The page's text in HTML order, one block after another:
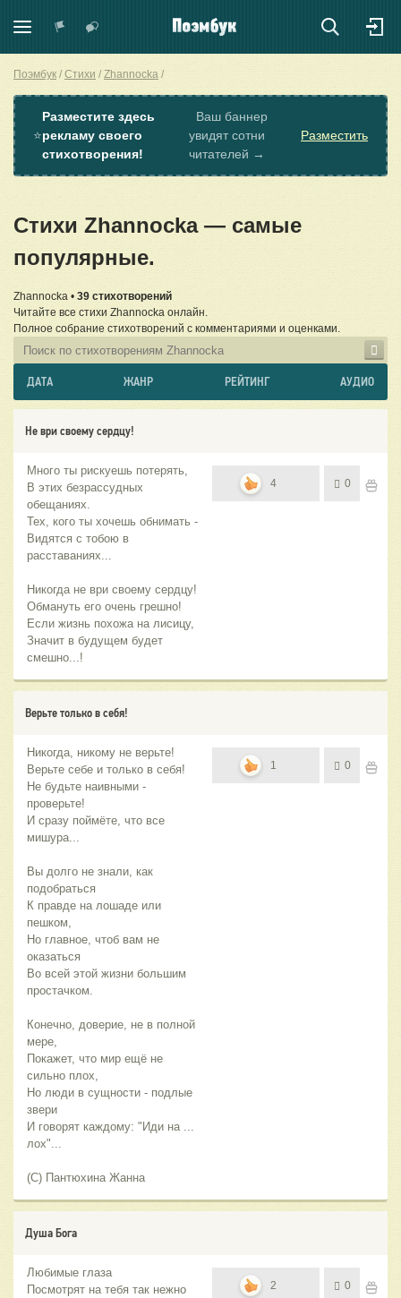
Поэмбук Стихи Zhannocka
⭐
Разместите здесь
рекламу своего
стихотворения!
Ваш баннер
увидят сотни
читателей →
Разместить
Стихи Zhannocka — самые
популярные.
Zhannocka • 39 стихотворений
Читайте все стихи Zhannocka онлайн.
Полное собрание стихотворений с комментариями и оценками.
ДАТА ЖАНР РЕЙТИНГ АУДИО
Не ври своему сердцу!
Много ты рискуешь потерять,
В этих безрассудных
обещаниях.
Тех, кого ты хочешь обнимать -
Видятся с тобою в
расставаниях...
Никогда не ври своему сердцу!
Обмануть его очень грешно!
Если жизнь похожа на лисицу,
Значит в будущем будет
смешно...!
4 0
Верьте только в себя!
Никогда, никому не верьте!
Верьте себе и только в себя!
Не будьте наивными -
проверьте!
И сразу поймёте, что все
мишура...
Вы долго не знали, как
подобраться
К правде на лошаде или
пешком,
Но главное, чтоб вам не
оказаться
Во всей этой жизни большим
простачком.
Конечно, доверие, не в полной
мере,
Покажет, что мир ещё не
сильно плох,
Но люди в сущности - подлые
звери
И говорят каждому: "Иди на ...
лох"...
(С) Пантюхина Жанна
1 0
Душа Бога
Любимые глаза
Посмотрят на тебя так нежно
2 0